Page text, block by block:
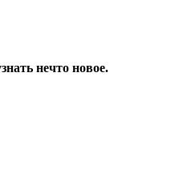
нечто новое.